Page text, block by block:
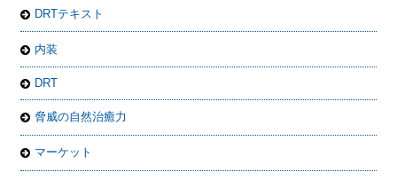
DRTテキスト
内装
DRT
脅威の自然治癒力
マーケット